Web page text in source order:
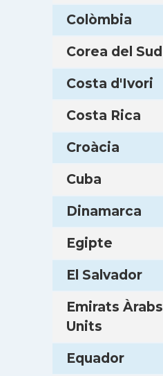
Colòmbia
Corea del Sud
Costa d'Ivori
Costa Rica
Croàcia
Cuba
Dinamarca
Egipte
El Salvador
Emirats Àrabs
Units
Equador